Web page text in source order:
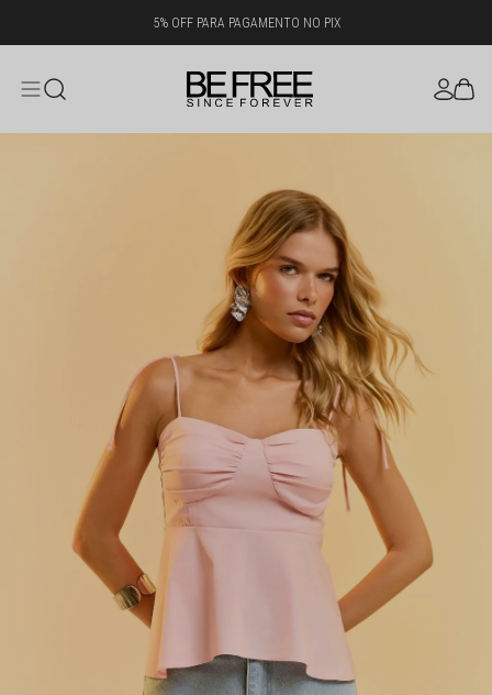
5% OFF PARA PAGAMENTO NO PIX